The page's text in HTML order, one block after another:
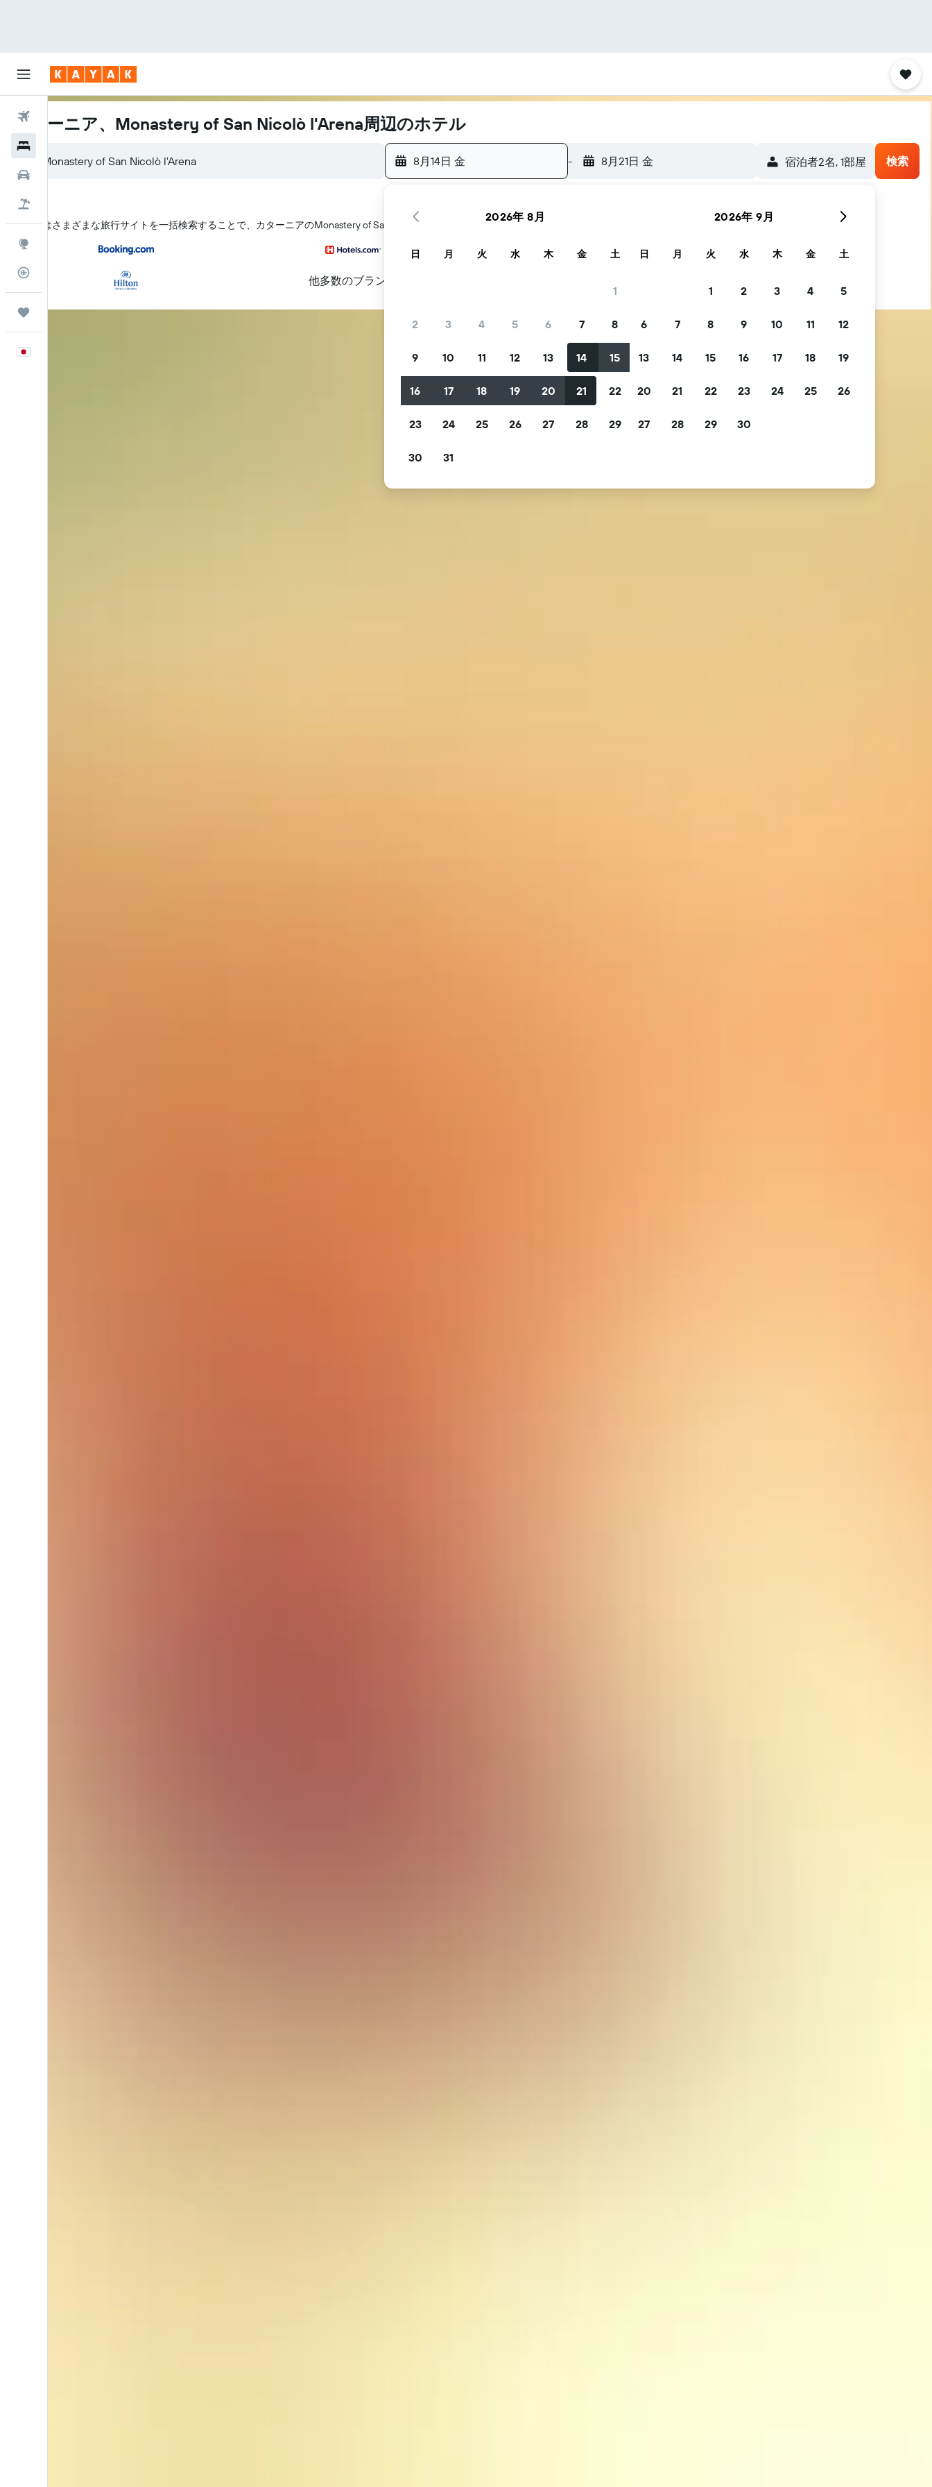
航空券
フライトトラッカー
Trips
カターニア、Monastery of San Nicolò l'Arena周辺のホテル
8月14日 金 - 8月21日 金 宿泊者2名, 1​部屋 検索
KAYAK はさまざまな旅行サイトを一括検索することで、カターニア​のMonastery of San Nicolò l'Arena​周辺にあるホテル探しをお手伝いします
他多数のブランド
2026年 8月
日 月 火 水 木 金 土
1
2 3 4 5 6 7 8
9 10 11 12 13 14 15
16 17 18 19 20 21 22
23 24 25 26 27 28 29
30 31
2026年 9月
日 月 火 水 木 金 土
1 2 3 4 5
6 7 8 9 10 11 12
13 14 15 16 17 18 19
20 21 22 23 24 25 26
27 28 29 30